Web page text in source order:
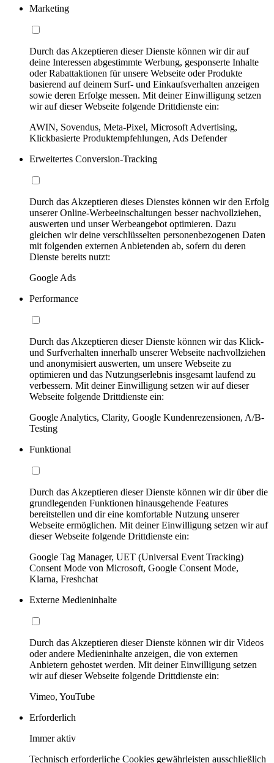
Marketing
Durch das Akzeptieren dieser Dienste können wir dir auf
deine Interessen abgestimmte Werbung, gesponserte Inhalte
oder Rabattaktionen für unsere Webseite oder Produkte
basierend auf deinem Surf- und Einkaufsverhalten anzeigen
sowie deren Erfolge messen. Mit deiner Einwilligung setzen
wir auf dieser Webseite folgende Drittdienste ein:
AWIN, Sovendus, Meta-Pixel, Microsoft Advertising,
Klickbasierte Produktempfehlungen, Ads Defender
Erweitertes Conversion-Tracking
Durch das Akzeptieren dieses Dienstes können wir den Erfolg
unserer Online-Werbeeinschaltungen besser nachvollziehen,
auswerten und unser Werbeangebot optimieren. Dazu
gleichen wir deine verschlüsselten personenbezogenen Daten
mit folgenden externen Anbietenden ab, sofern du deren
Dienste bereits nutzt:
Google Ads
Performance
Durch das Akzeptieren dieser Dienste können wir das Klick-
und Surfverhalten innerhalb unserer Webseite nachvollziehen
und anonymisiert auswerten, um unsere Webseite zu
optimieren und das Nutzungserlebnis insgesamt laufend zu
verbessern. Mit deiner Einwilligung setzen wir auf dieser
Webseite folgende Drittdienste ein:
Google Analytics, Clarity, Google Kundenrezensionen, A/B-
Testing
Funktional
Durch das Akzeptieren dieser Dienste können wir dir über die
grundlegenden Funktionen hinausgehende Features
bereitstellen und dir eine komfortable Nutzung unserer
Webseite ermöglichen. Mit deiner Einwilligung setzen wir auf
dieser Webseite folgende Drittdienste ein:
Google Tag Manager, UET (Universal Event Tracking)
Consent Mode von Microsoft, Google Consent Mode,
Klarna, Freshchat
Externe Medieninhalte
Durch das Akzeptieren dieser Dienste können wir dir Videos
oder andere Medieninhalte anzeigen, die von externen
Anbietern gehostet werden. Mit deiner Einwilligung setzen
wir auf dieser Webseite folgende Drittdienste ein:
Vimeo, YouTube
Erforderlich
Immer aktiv
Technisch erforderliche Cookies gewährleisten ausschließlich